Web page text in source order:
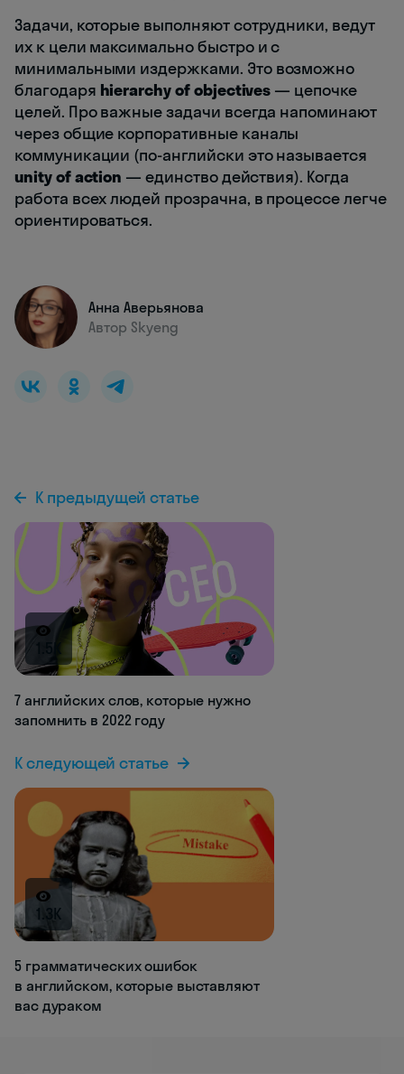
Задачи, которые выполняют сотрудники, ведут
их к цели максимально быстро и с
минимальными издержками. Это возможно
благодаря hierarchy of objectives — цепочке
целей. Про важные задачи всегда напоминают
через общие корпоративные каналы
коммуникации (по-английски это называется
unity of action — единство действия). Когда
работа всех людей прозрачна, в процессе легче
ориентироваться.
Анна Аверьянова
Автор Skyeng
К предыдущей статье
7 английских слов, которые нужно
запомнить в 2022 году
К следующей статье
1.3K
5 грамматических ошибок
в английском, которые выставляют
вас дураком